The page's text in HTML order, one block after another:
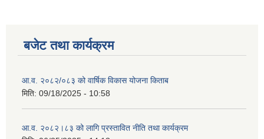
बजेट तथा कार्यक्रम
आ.व. २०८२/०८३ को वार्षिक विकास योजना किताब
मिति: 09/18/2025 - 10:58
आ.व. २०८२।८३ को लागि प्रस्तावित नीति तथा कार्यक्रम